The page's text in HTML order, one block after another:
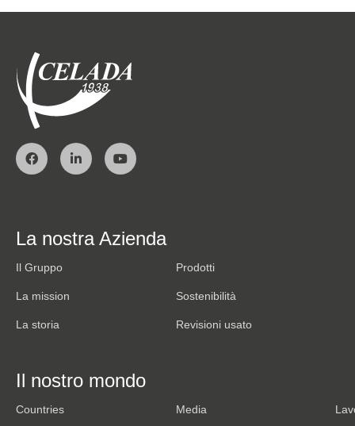
La nostra Azienda
Il Gruppo
La mission
La storia
Prodotti
Sostenibilità
Revisioni usato
Il nostro mondo
Countries Media